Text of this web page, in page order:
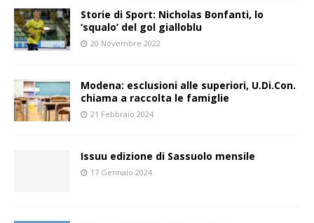
Storie di Sport: Nicholas Bonfanti, lo
‘squalo’ del gol gialloblu
20 Novembre 2022
Modena: esclusioni alle superiori, U.Di.Con.
chiama a raccolta le famiglie
21 Febbraio 2024
Issuu edizione di Sassuolo mensile
17 Gennaio 2024